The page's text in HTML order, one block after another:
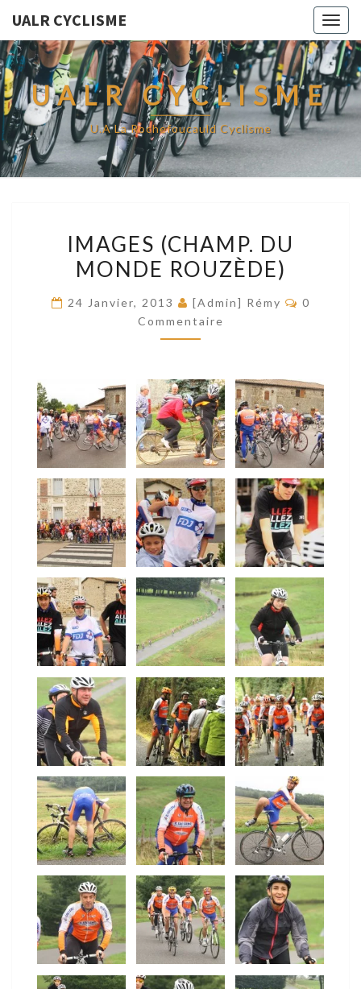
UALR CYCLISME
UALR CYCLISME
U.A La Rochefoucauld Cyclisme
(CHAMP.
DU
ROUZÈDE)
IMAGES (CHAMP. DU
MONDE ROUZÈDE)
24 Janvier, 2013 [Admin] Rémy
0
Commentaire